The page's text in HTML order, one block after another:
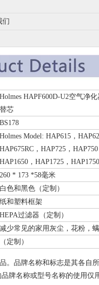
们
Holmes HAPF600D-U2空气净
替芯
BS178
Holmes Model: HAP615，
HAP675RC，HAP725，HAP750
HAP1650，HAP1725，HAP1750
260 * 173 *58毫米
白色和黑色（定制）
纸和塑料框架
HEPA过滤器 （定制）
减少常见的家用灰尘，花粉，
（定制）
。品牌名称和标志是其各自
牌名称或型号名称的使用仅